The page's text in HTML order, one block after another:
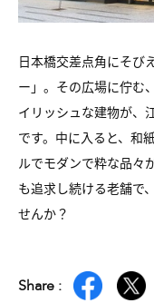
日本橋交差点角にそび
ー」。その広場に佇む
イリッシュな建物が、
です。中に入ると、和
ルでモダンで粋な品々
も追求し続ける老舗で
せんか？
Share :